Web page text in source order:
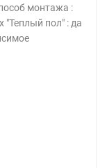
монтажа :
"Теплый пол" : да